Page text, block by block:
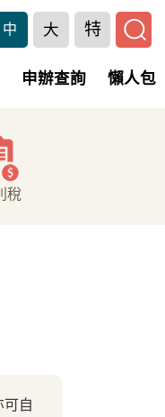
中 大 特
申辦查詢 懶人包
稅
自